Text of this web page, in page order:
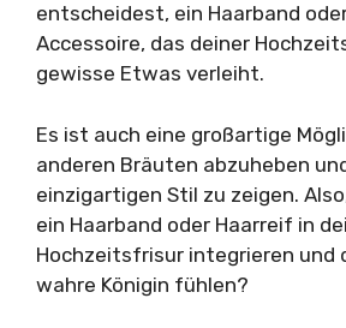
entscheidest, ein Haarband
Accessoire, das deiner
gewisse Etwas verleiht.
Es ist auch eine großartige
anderen Bräuten abzuheben
einzigartigen Stil zu zeigen.
ein Haarband oder Haarreif in
Hochzeitsfrisur integrieren und
wahre Königin fühlen?